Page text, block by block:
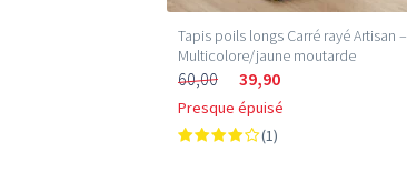
Tapis poils longs Carré rayé Artisan –
Multicolore/jaune moutarde
60,00 39,90
Presque épuisé
(1)